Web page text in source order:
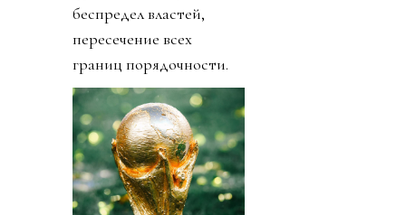
беспредел властей,
пересечение всех
границ порядочности.